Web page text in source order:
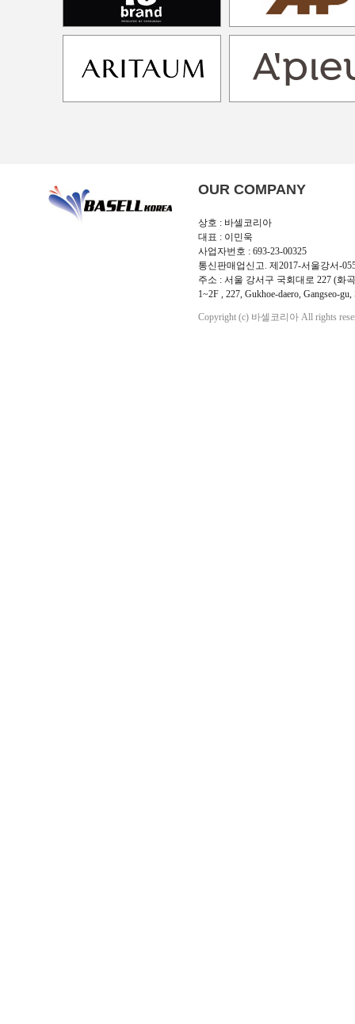
OUR COMPANY
상호 : 바셀코리아
대표 : 이민욱
사업자번호 : 693-23-00325
통신판매업신고. 제2017-서울강서-
주소 : 서울 강서구 국회대로 227 (화
1~2F , 227, Gukhoe-daero, Gangseo-
Copyright (c) 바셀코리아 All rights